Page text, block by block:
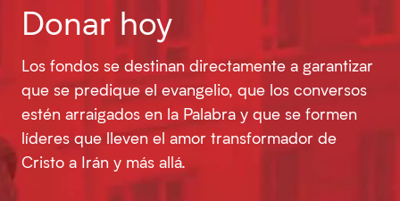
Donar hoy
Los fondos se destinan directamente a garantizar
que se predique el evangelio, que los conversos
estén arraigados en la Palabra y que se formen
líderes que lleven el amor transformador de
Cristo a Irán y más allá.